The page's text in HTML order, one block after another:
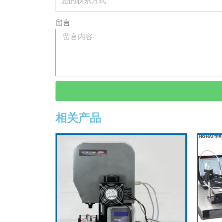
留言
相关产品